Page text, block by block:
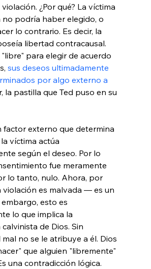
¿Por qué? La víctima
no podría haber elegido, o
lo contrario. Es decir, la
libertad contracausal.
para elegir de acuerdo
sus deseos ultimadamente
por algo externo a
la pastilla que Ted puso en su
factor externo que determina
víctima actúa
según el deseo. Por lo
fue meramente
lo tanto, nulo. Ahora, por
violación es malvada — es un
esto es
lo que implica la
de Dios. Sin
no se le atribuye a él. Dios
que alguien "libremente"
una contradicción lógica.